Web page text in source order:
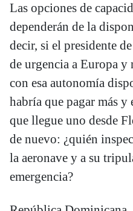
Las opciones de
dependerán de la
decir, si el presidente
de urgencia a Europa
con esa autonomía
habría que pagar más y
que llegue uno desde
de nuevo: ¿quién
la aeronave y a su
emergencia?